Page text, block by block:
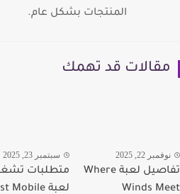
المنتجات بشكل عام.
قد تهمك
22, 2025
تفاصيل لعبة Where
Winds
سبتمبر 23, 2025
متطلبات تشغيل
لعبة Rust Mobile